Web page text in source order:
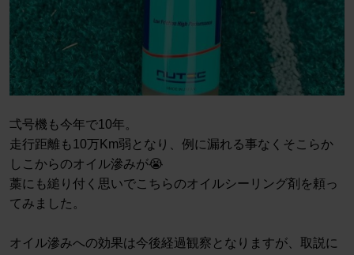
弌号機も今年で10年。
走行距離も10万Km弱となり、例に漏れる事なくそこらか
しこからのオイル滲みが😭
藁にも縋り付く思いでこちらのオイルシーリング剤を頼っ
てみました。
オイル滲みへの効果は今後経過観察となりますが、取説に